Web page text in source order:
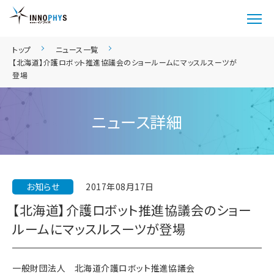
トップ
ニュース一覧
【北海道】介護ロボット推進協議会のショールームにマッスルスーツが
登場
ニュース詳細
お知らせ 2017年08月17日
【北海道】介護ロボット推進協議会のショー
ルームにマッスルスーツが登場
一般財団法人　北海道介護ロボット推進協議会